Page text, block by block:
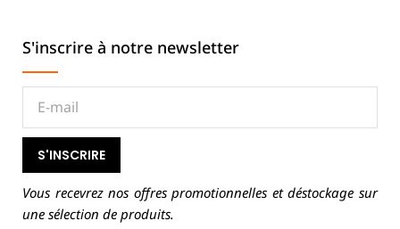
S'inscrire à notre newsletter
S'INSCRIRE
Vous recevrez nos offres promotionnelles et déstockage sur
une sélection de produits.